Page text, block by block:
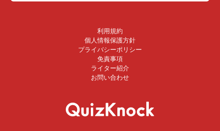
利用規約
個人情報保護方針
プライバシーポリシー
免責事項
ライター紹介
お問い合わせ